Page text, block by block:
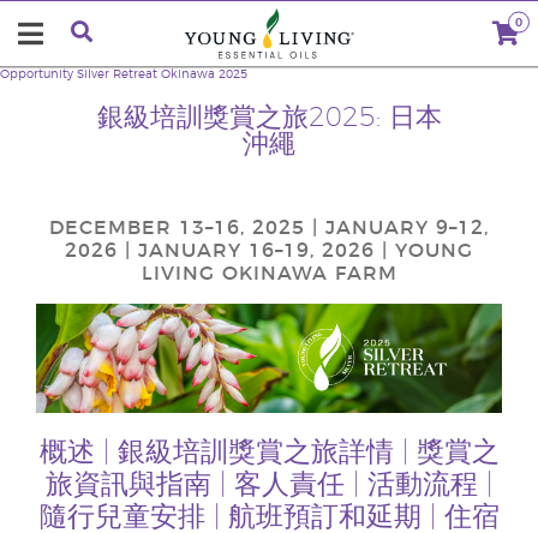
0
銀級培訓獎賞之旅2025: 日本
沖繩
Opportunity Silver Retreat Okinawa 2025
DECEMBER 13–16, 2025 | JANUARY 9–12,
2026 | JANUARY 16–19, 2026 | YOUNG
LIVING OKINAWA FARM
概述 銀級培訓獎賞之旅詳情
獎賞之
旅資訊與指南
客人責任 活動流程
隨行兒童安排| 航班預訂和延期
住宿